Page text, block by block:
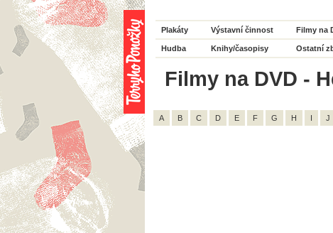
Plakáty Výstavní činnost Filmy na
Hudba Knihy/časopisy Ostatní
Filmy na DVD -
A B C D E F G H I J